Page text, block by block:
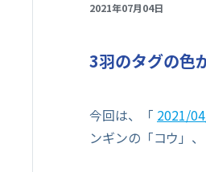
2021年07月04日
3羽のタグの色
今回は、「 2021/
ンギンの「コウ」